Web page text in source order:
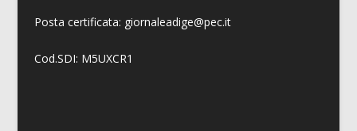
Posta certificata: giornaleadige@pec.it
Cod.SDI: M5UXCR1